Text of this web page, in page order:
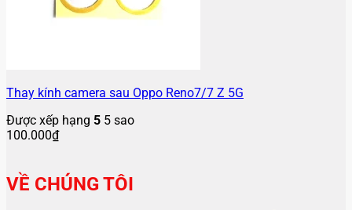
Thay kính camera sau Oppo Reno7/7 Z 5G
Được xếp hạng 5 5 sao
100.000₫
VỀ CHÚNG TÔI